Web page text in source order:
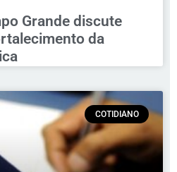
Grande discute
da
COTIDIANO